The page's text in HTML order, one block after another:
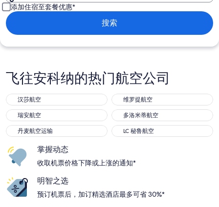
添加住宿至套餐优惠*
搜索
飞往安科纳的热门航空公司
汉莎航空
汉莎航空 维罗提航空
维罗提航空
瑞安航空
瑞安航空 多洛米蒂航空
多洛米蒂航空
丹麦航空运输
丹麦航空运输 LC 秘鲁航空
LC 秘鲁航空
掌握动态
收取机票价格下降或上涨的通知*
明智之选
预订机票后，加订精选酒店最多可省 30%*